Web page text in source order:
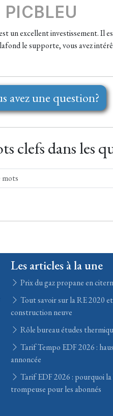
PICBLEU
un excellent investissement.
le supporte, vous avez
avez une question?
clefs dans les
Les articles à la une
Prix du gaz propane en
Tout savoir sur la RE 2020
construction neuve
Rôle bureau études
Tarif Tempo EDF 2026 :
annoncée
Tarif EDF 2026 : pourquoi la
trompeuse pour les abonnés